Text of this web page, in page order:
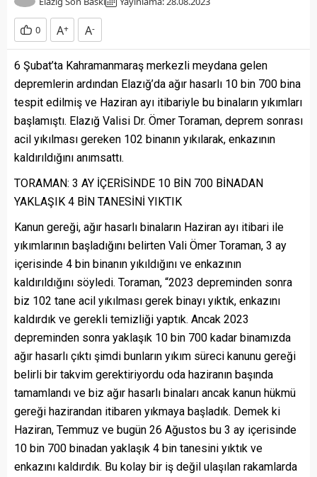
0 A+ A-
6 Şubat’ta Kahramanmaraş merkezli meydana gelen
depremlerin ardından Elazığ’da ağır hasarlı 10 bin 700 bina
tespit edilmiş ve Haziran ayı itibariyle bu binaların yıkımları
başlamıştı. Elazığ Valisi Dr. Ömer Toraman, deprem sonrası
acil yıkılması gereken 102 binanın yıkılarak, enkazının
kaldırıldığını anımsattı.
TORAMAN: 3 AY İÇERİSİNDE 10 BİN 700 BİNADAN
YAKLAŞIK 4 BİN TANESİNİ YIKTIK
Kanun gereği, ağır hasarlı binaların Haziran ayı itibari ile
yıkımlarının başladığını belirten Vali Ömer Toraman, 3 ay
içerisinde 4 bin binanın yıkıldığını ve enkazının
kaldırıldığını söyledi. Toraman, “2023 depreminden sonra
biz 102 tane acil yıkılması gerek binayı yıktık, enkazını
kaldırdık ve gerekli temizliği yaptık. Ancak 2023
depreminden sonra yaklaşık 10 bin 700 kadar binamızda
ağır hasarlı çıktı şimdi bunların yıkım süreci kanunu gereği
belirli bir takvim gerektiriyordu oda haziranın başında
tamamlandı ve biz ağır hasarlı binaları ancak kanun hükmü
gereği hazirandan itibaren yıkmaya başladık. Demek ki
Haziran, Temmuz ve bugün 26 Ağustos bu 3 ay içerisinde
10 bin 700 binadan yaklaşık 4 bin tanesini yıktık ve
enkazını kaldırdık. Bu kolay bir iş değil ulaşılan rakamlarda